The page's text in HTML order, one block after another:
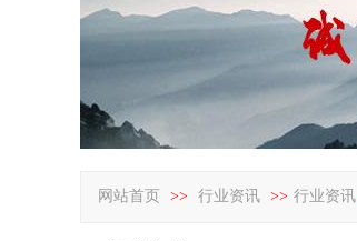
网站首页 >> 行业资讯 >> 行业资讯